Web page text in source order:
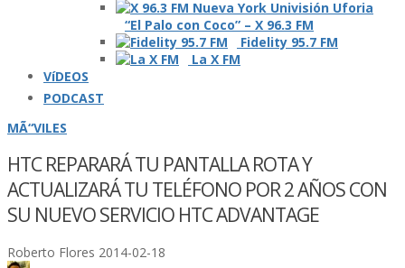
“El Palo con Coco” – X 96.3 FM
Fidelity 95.7 FM
La X FM
VíDEOS
PODCAST
MÃ“VILES
HTC REPARARÁ TU PANTALLA ROTA Y
ACTUALIZARÁ TU TELÉFONO POR 2 AÑOS CON
SU NUEVO SERVICIO HTC ADVANTAGE
Roberto Flores 2014-02-18